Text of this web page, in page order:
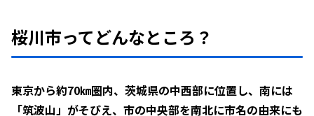
桜川市ってどんなところ？
東京から約70㎞圏内、茨城県の中西部に位置し、南には
「筑波山」がそびえ、市の中央部を南北に市名の由来にも